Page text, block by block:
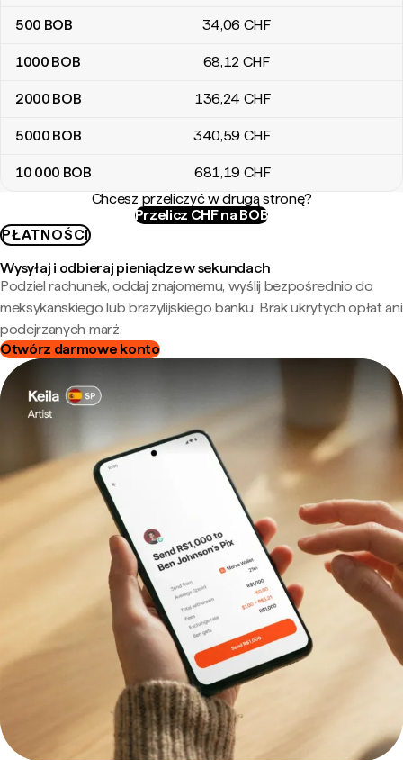
500 BOB 34,06 CHF
1000 BOB 68,12 CHF
2000 BOB 136,24 CHF
5000 BOB 340,59 CHF
10 000 BOB 681,19 CHF
Chcesz przeliczyć w drugą stronę?
Przelicz CHF na BOB
PŁATNOŚCI
Wysyłaj i odbieraj pieniądze w sekundach
Podziel rachunek, oddaj znajomemu, wyślij bezpośrednio do
meksykańskiego lub brazylijskiego banku. Brak ukrytych opłat ani
podejrzanych marż.
Otwórz darmowe konto